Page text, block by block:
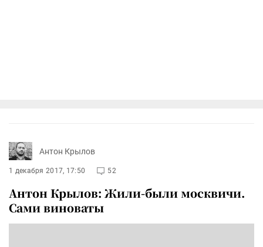
Антон Крылов
1 декабря 2017, 17:50 52
Антон Крылов: Жили-были москвичи.
Сами виноваты